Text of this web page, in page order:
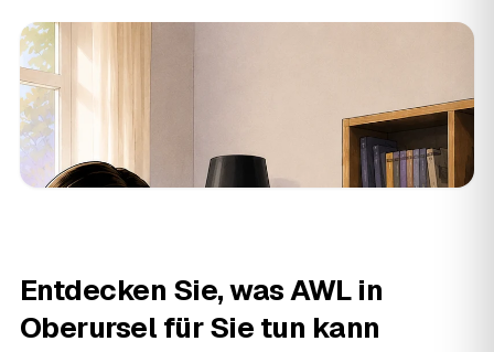
Entdecken Sie, was AWL in
Oberursel für Sie tun kann